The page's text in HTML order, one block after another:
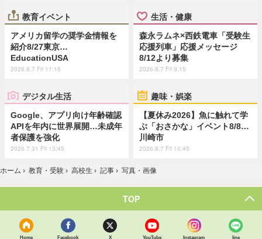
教育イベント
アメリカ留学の奨学金情報を
紹介8/27東京…
EducationUSA
2026.8.7 Fri 11:15
生活・健康
森永ラムネ×西鉄電車「受験生
応援列車」応援メッセージ
8/12より募集
2026.8.7 Fri 9:15
デジタル生活
Google、アプリ向け年齢確認
APIを年内に世界展開…未成年
者保護を強化
2026.7.31 Fri 13:45
趣味・娯楽
【夏休み2026】魚に触れて学
ぶ「おさかな」イベント8/8…
川崎市
2026.8.7 Fri 10:45
ホーム › 教育・受験 › 高校生 › 記事 › 写真・画像
TOP
Home Facebook X YouTube Instagram line